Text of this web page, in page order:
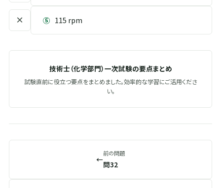
× ⑤ 115 rpm
技術士（化学部門）一次試験の要点まとめ
試験直前に役立つ要点をまとめました。効率的な学習にご活用くださ
い。
←
前の問題
問32